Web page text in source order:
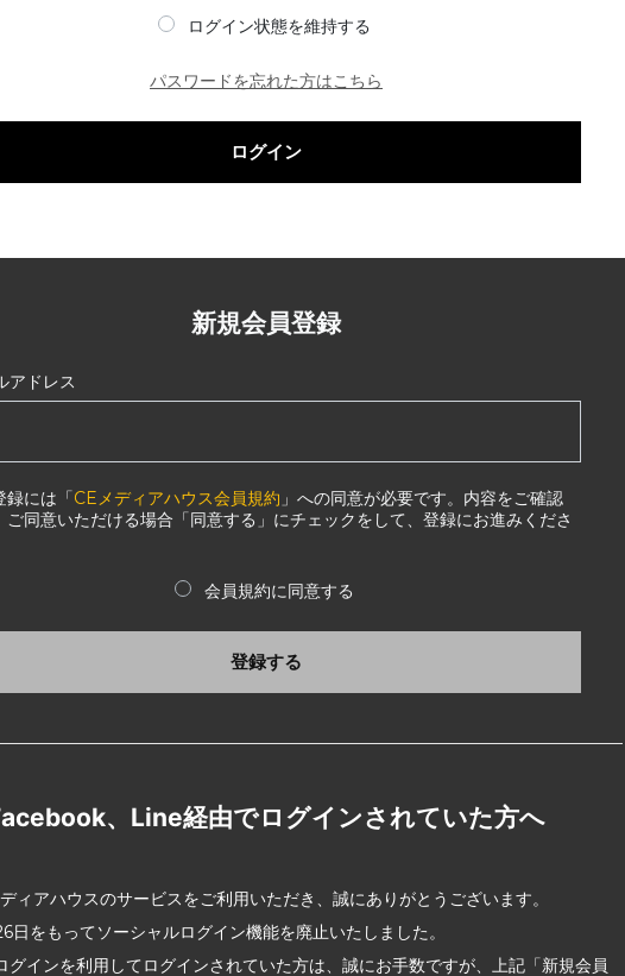
ログイン状態を維持する
パスワードを忘れた方はこちら
ログイン
新規会員登録
アドレス
録には「CEメディアハウス会員規約 」への同意が必要です。内容をご確認
ご同意いただける場合「同意する」にチェックをして、登録にお進みくださ
会員規約に同意する
登録する
、Line経由でログインされていた方へ
ィアハウスのサービスをご利用いただき、誠にありがとうございます。
日をもってソーシャルログイン機能を廃止いたしました。
グインを利用してログインされていた方は、誠にお手数ですが、上記「新規会員